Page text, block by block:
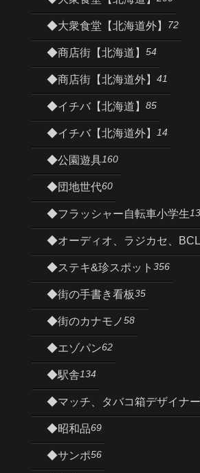
◆大衆食堂【北海道外】 72
◆商店街【北海道】 54
◆商店街【北海道外】 41
◆イチバ【北海道】 85
◆イチバ【北海道外】 14
◆公園遊具160
◆団地世代60
◆フラッシャー自転車小学生
◆オーディオ、ラジカセ、BCL
◆ステキ&珍スポット 356
◆街の手書き看板35
◆街のカナモノ58
◆エゾパン62
◆駅舎134
◆マッチ、タバコ箱デザイナー
◆昭和品69
◆サンポ56